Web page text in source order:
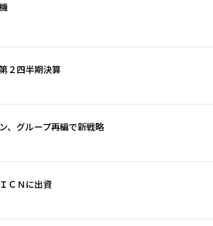
２四半期決算
、グループ再編で新戦略
ＣＮに出資